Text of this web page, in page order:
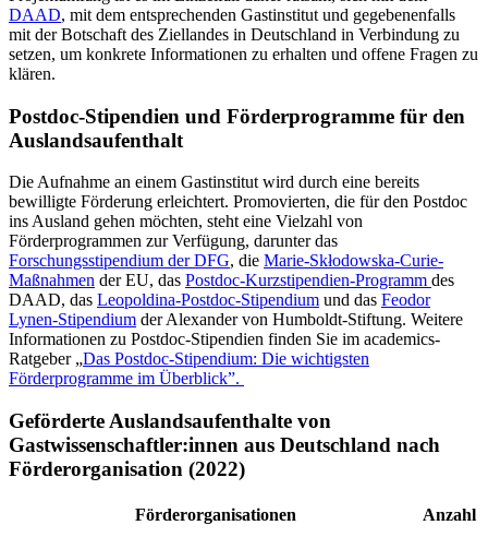
DAAD, mit dem entsprechenden Gastinstitut und gegebenenfalls
mit der Botschaft des Ziellandes in Deutschland in Verbindung zu
setzen, um konkrete Informationen zu erhalten und offene Fragen zu
klären.
Postdoc-Stipendien und Förderprogramme für den
Auslandsaufenthalt
Die Aufnahme an einem Gastinstitut wird durch eine bereits
bewilligte Förderung erleichtert. Promovierten, die für den Postdoc
ins Ausland gehen möchten, steht eine Vielzahl von
Förderprogrammen zur Verfügung, darunter das
Forschungsstipendium der DFG, die Marie-Skłodowska-Curie-
Maßnahmen der EU, das Postdoc-Kurzstipendien-Programm des
DAAD, das Leopoldina-Postdoc-Stipendium und das Feodor
Lynen-Stipendium der Alexander von Humboldt-Stiftung. Weitere
Informationen zu Postdoc-Stipendien finden Sie im academics-
Ratgeber „Das Postdoc-Stipendium: Die wichtigsten
Förderprogramme im Überblick”.
Geförderte Auslandsaufenthalte von
Gastwissenschaftler:innen aus Deutschland nach
Förderorganisation (2022)
Förderorganisationen Anzahl